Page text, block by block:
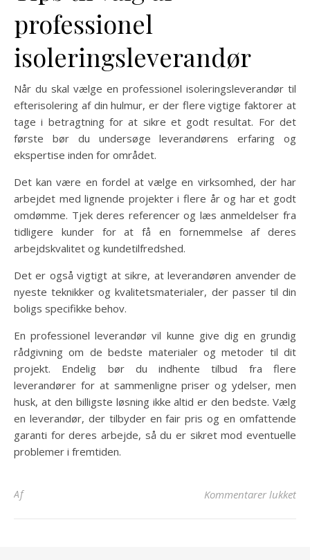
professionel
isoleringsleverandør
Når du skal vælge en professionel isoleringsleverandør til
efterisolering af din hulmur, er der flere vigtige faktorer at
tage i betragtning for at sikre et godt resultat. For det
første bør du undersøge leverandørens erfaring og
ekspertise inden for området.
Det kan være en fordel at vælge en virksomhed, der har
arbejdet med lignende projekter i flere år og har et godt
omdømme. Tjek deres referencer og læs anmeldelser fra
tidligere kunder for at få en fornemmelse af deres
arbejdskvalitet og kundetilfredshed.
Det er også vigtigt at sikre, at leverandøren anvender de
nyeste teknikker og kvalitetsmaterialer, der passer til din
boligs specifikke behov.
En professionel leverandør vil kunne give dig en grundig
rådgivning om de bedste materialer og metoder til dit
projekt. Endelig bør du indhente tilbud fra flere
leverandører for at sammenligne priser og ydelser, men
husk, at den billigste løsning ikke altid er den bedste. Vælg
en leverandør, der tilbyder en fair pris og en omfattende
garanti for deres arbejde, så du er sikret mod eventuelle
problemer i fremtiden.
Af Kommentarer lukkettil